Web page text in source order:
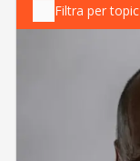
Filtra per topic